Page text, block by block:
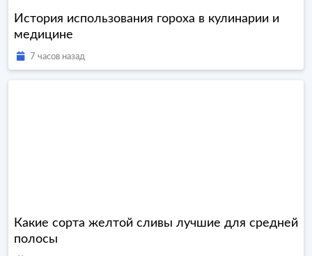
История использования гороха в кулинарии и
медицине
7 часов назад
Какие сорта желтой сливы лучшие для средней
полосы